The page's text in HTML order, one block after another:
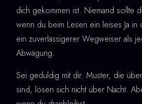
dich gekommen ist. Niemand sollte
wenn du beim Lesen ein leises Ja in
ein zuverlässigerer Wegweiser als
Abwägung.
Sei geduldig mit dir. Muster, die
sind, lösen sich nicht über Nacht.